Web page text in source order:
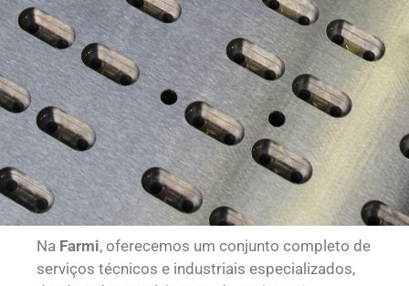
Na Farmi, oferecemos um conjunto completo de
serviços técnicos e industriais especializados,